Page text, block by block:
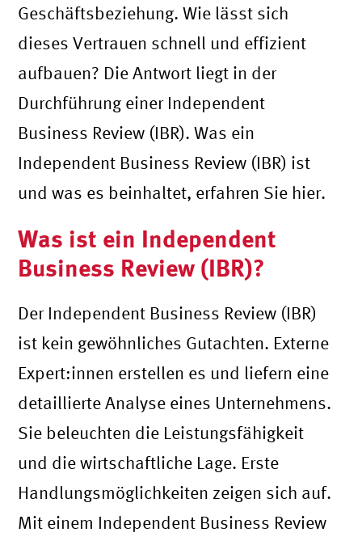
Geschäftsbeziehung. Wie lässt sich
dieses Vertrauen schnell und effizient
aufbauen? Die Antwort liegt in der
Durchführung einer Independent
Business Review (IBR). Was ein
Independent Business Review (IBR) ist
und was es beinhaltet, erfahren Sie hier.
Was ist ein Independent
Business Review (IBR)?
Der Independent Business Review (IBR)
ist kein gewöhnliches Gutachten. Externe
Expert:innen erstellen es und liefern eine
detaillierte Analyse eines Unternehmens.
Sie beleuchten die Leistungsfähigkeit
und die wirtschaftliche Lage. Erste
Handlungsmöglichkeiten zeigen sich auf.
Mit einem Independent Business Review